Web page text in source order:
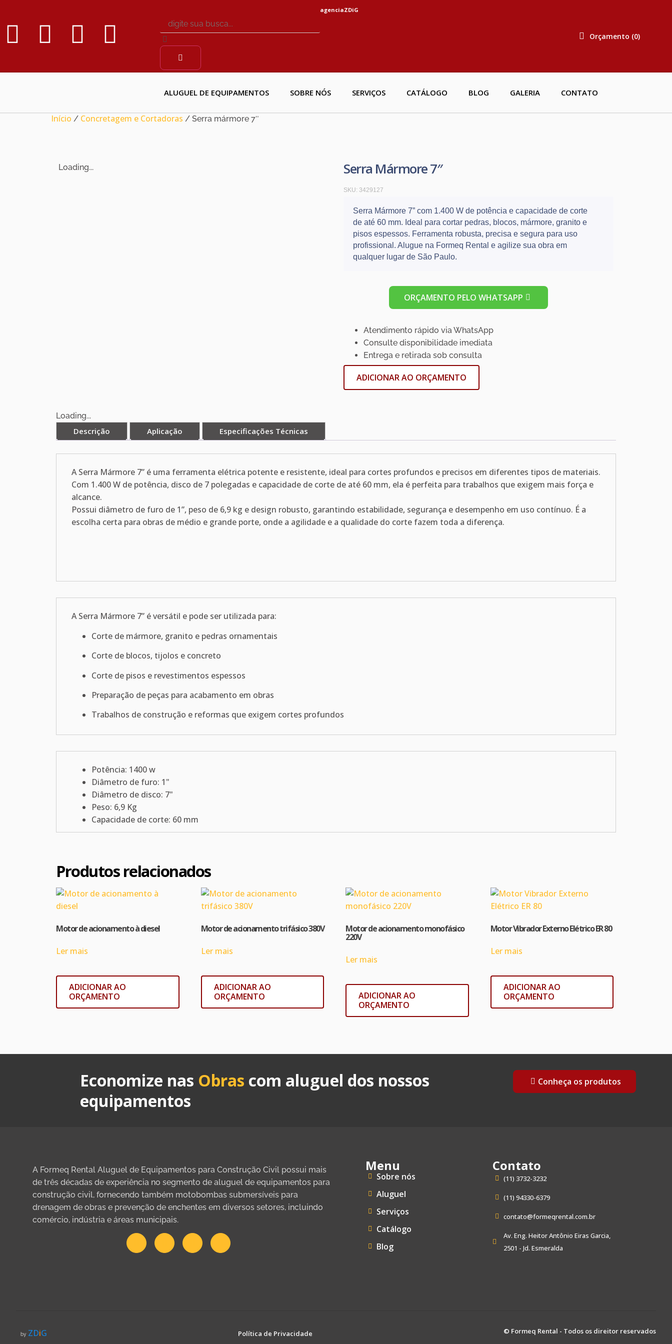
agenciaZDiG
Orçamento (0)
ALUGUEL DE EQUIPAMENTOS SOBRE NÓS SERVIÇOS CATÁLOGO BLOG GALERIA CONTATO
Início / Concretagem e Cortadoras / Serra mármore 7″
Loading... Serra Mármore 7″
SKU: 3429127
Serra Mármore 7” com 1.400 W de potência e capacidade de corte
de até 60 mm. Ideal para cortar pedras, blocos, mármore, granito e
pisos espessos. Ferramenta robusta, precisa e segura para uso
profissional. Alugue na Formeq Rental e agilize sua obra em
qualquer lugar de São Paulo.
ORÇAMENTO PELO WHATSAPP
Atendimento rápido via WhatsApp
Consulte disponibilidade imediata
Entrega e retirada sob consulta
ADICIONAR AO ORÇAMENTO
Loading...
Descrição Aplicação Especificações Técnicas
A Serra Mármore 7” é uma ferramenta elétrica potente e resistente, ideal para cortes profundos e precisos em diferentes tipos de materiais.
Com 1.400 W de potência, disco de 7 polegadas e capacidade de corte de até 60 mm, ela é perfeita para trabalhos que exigem mais força e
alcance.
Possui diâmetro de furo de 1”, peso de 6,9 kg e design robusto, garantindo estabilidade, segurança e desempenho em uso contínuo. É a
escolha certa para obras de médio e grande porte, onde a agilidade e a qualidade do corte fazem toda a diferença.
A Serra Mármore 7” é versátil e pode ser utilizada para:
Corte de mármore, granito e pedras ornamentais
Corte de blocos, tijolos e concreto
Corte de pisos e revestimentos espessos
Preparação de peças para acabamento em obras
Trabalhos de construção e reformas que exigem cortes profundos
Potência: 1400 w
Diâmetro de furo: 1"
Diâmetro de disco: 7"
Peso: 6,9 Kg
Capacidade de corte: 60 mm
Produtos relacionados
Motor de acionamento à diesel
Ler mais
ADICIONAR AO
ORÇAMENTO
Motor de acionamento trifásico 380V
Ler mais
ADICIONAR AO
ORÇAMENTO
Motor de acionamento monofásico
220V
Ler mais
ADICIONAR AO
ORÇAMENTO
Motor Vibrador Externo Elétrico ER 80
Ler mais
ADICIONAR AO
ORÇAMENTO
Economize nas Obras com aluguel dos nossos
equipamentos
Conheça os produtos
A Formeq Rental Aluguel de Equipamentos para Construção Civil possui mais
de três décadas de experiência no segmento de aluguel de equipamentos para
construção civil, fornecendo também motobombas submersíveis para
drenagem de obras e prevenção de enchentes em diversos setores, incluindo
comércio, indústria e áreas municipais.
Menu
Sobre nós
Aluguel
Serviços
Catálogo
Blog
Contato
(11) 3732-3232
(11) 94330-6379
contato@formeqrental.com.br
Av. Eng. Heitor Antônio Eiras Garcia,
2501 - Jd. Esmeralda
by ZDiG Política de Privacidade © Formeq Rental - Todos os direitor reservados